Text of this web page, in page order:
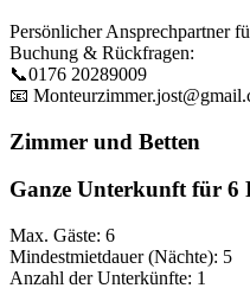
Persönlicher Ansprechpartner
Buchung & Rückfragen:
📞0176 20289009
📧
Zimmer und Betten
Ganze Unterkunft für 6
Max. Gäste: 6
Mindestmietdauer (Nächte): 5
Anzahl der Unterkünfte: 1